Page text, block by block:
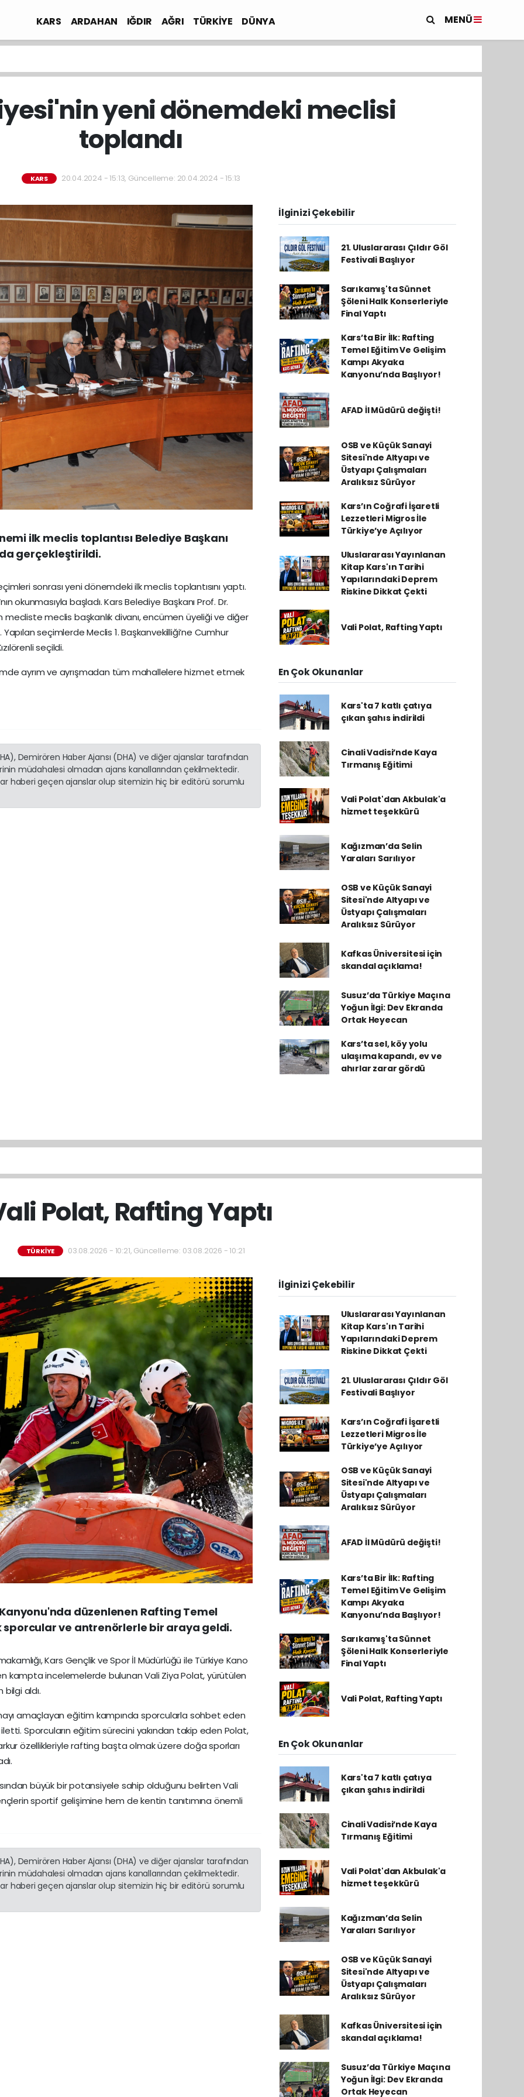
KARS ARDAHAN IĞDIR AĞRI TÜRKİYE DÜNYA MENÜ
yeni dönemdeki meclisi
toplandı
KARS 20.04.2024 - 15:13, Güncelleme: 20.04.2024 - 15:13
ilk meclis toplantısı Belediye Başkanı
gerçekleştirildi.
sonrası yeni dönemdeki ilk meclis toplantısını yaptı.
okunmasıyla başladı. Kars Belediye Başkanı Prof. Dr.
meclis başkanlık divanı, encümen üyeliği ve diğer
Yapılan seçimlerde Meclis 1. Başkanvekilliği’ne Cumhur
seçildi.
ayrım ve ayrışmadan tüm mahallelere hizmet etmek
Demirören Haber Ajansı (DHA) ve diğer ajanslar tarafından
müdahalesi olmadan ajans kanallarından çekilmektedir.
haberi geçen ajanslar olup sitemizin hiç bir editörü sorumlu
İlginizi Çekebilir
21. Uluslararası Çıldır Göl
Festivali Başlıyor
Sarıkamış'ta Sünnet
Şöleni Halk Konserleriyle
Final Yaptı
Kars’ta Bir İlk: Rafting
Temel Eğitim Ve Gelişim
Kampı Akyaka
Kanyonu’nda Başlıyor!
AFAD İl Müdürü değişti!
OSB ve Küçük Sanayi
Sitesi'nde Altyapı ve
Üstyapı Çalışmaları
Aralıksız Sürüyor
Kars’ın Coğrafi İşaretli
Lezzetleri Migros İle
Türkiye’ye Açılıyor
Uluslararası Yayınlanan
Kitap Kars'ın Tarihi
Yapılarındaki Deprem
Riskine Dikkat Çekti
Vali Polat, Rafting Yaptı
En Çok Okunanlar
Kars'ta 7 katlı çatıya
çıkan şahıs indirildi
Cinali Vadisi’nde Kaya
Tırmanış Eğitimi
Vali Polat'dan Akbulak'a
hizmet teşekkürü
Kağızman’da Selin
Yaraları Sarılıyor
OSB ve Küçük Sanayi
Sitesi'nde Altyapı ve
Üstyapı Çalışmaları
Aralıksız Sürüyor
Kafkas Üniversitesi için
skandal açıklama!
Susuz’da Türkiye Maçına
Yoğun İlgi: Dev Ekranda
Ortak Heyecan
Kars’ta sel, köy yolu
ulaşıma kapandı, ev ve
ahırlar zarar gördü
Polat, Rafting Yaptı
TÜRKİYE 03.08.2026 - 10:21, Güncelleme: 03.08.2026 - 10:21
düzenlenen Rafting Temel
sporcular ve antrenörlerle bir araya geldi.
Kars Gençlik ve Spor İl Müdürlüğü ile Türkiye Kano
kampta incelemelerde bulunan Vali Ziya Polat, yürütülen
aldı.
amaçlayan eğitim kampında sporcularla sohbet eden
iletti. Sporcuların eğitim sürecini yakından takip eden Polat,
özellikleriyle rafting başta olmak üzere doğa sporları
büyük bir potansiyele sahip olduğunu belirten Vali
sportif gelişimine hem de kentin tanıtımına önemli
Demirören Haber Ajansı (DHA) ve diğer ajanslar tarafından
müdahalesi olmadan ajans kanallarından çekilmektedir.
haberi geçen ajanslar olup sitemizin hiç bir editörü sorumlu
İlginizi Çekebilir
Uluslararası Yayınlanan
Kitap Kars'ın Tarihi
Yapılarındaki Deprem
Riskine Dikkat Çekti
21. Uluslararası Çıldır Göl
Festivali Başlıyor
Kars’ın Coğrafi İşaretli
Lezzetleri Migros İle
Türkiye’ye Açılıyor
OSB ve Küçük Sanayi
Sitesi'nde Altyapı ve
Üstyapı Çalışmaları
Aralıksız Sürüyor
AFAD İl Müdürü değişti!
Kars’ta Bir İlk: Rafting
Temel Eğitim Ve Gelişim
Kampı Akyaka
Kanyonu’nda Başlıyor!
Sarıkamış'ta Sünnet
Şöleni Halk Konserleriyle
Final Yaptı
Vali Polat, Rafting Yaptı
En Çok Okunanlar
Kars'ta 7 katlı çatıya
çıkan şahıs indirildi
Cinali Vadisi’nde Kaya
Tırmanış Eğitimi
Vali Polat'dan Akbulak'a
hizmet teşekkürü
Kağızman’da Selin
Yaraları Sarılıyor
OSB ve Küçük Sanayi
Sitesi'nde Altyapı ve
Üstyapı Çalışmaları
Aralıksız Sürüyor
Kafkas Üniversitesi için
skandal açıklama!
Susuz’da Türkiye Maçına
Yoğun İlgi: Dev Ekranda
Ortak Heyecan